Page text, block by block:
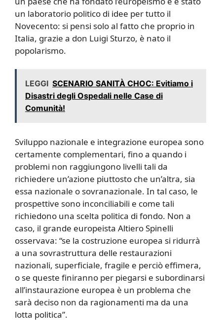
un laboratorio politico di idee per tutto il
Novecento: si pensi solo al fatto che proprio in
Italia, grazie a don Luigi Sturzo, è nato il
popolarismo.
LEGGI SCENARIO SANITÀ CHOC: Evitiamo i
Disastri degli Ospedali nelle Case di
Comunità!
Sviluppo nazionale e integrazione europea sono
certamente complementari, fino a quando i
problemi non raggiungono livelli tali da
richiedere un’azione piuttosto che un’altra, sia
essa nazionale o sovranazionale. In tal caso, le
prospettive sono inconciliabili e come tali
richiedono una scelta politica di fondo. Non a
caso, il grande europeista Altiero Spinelli
osservava: “se la costruzione europea si ridurrà
a una sovrastruttura delle restaurazioni
nazionali, superficiale, fragile e perciò effimera,
o se queste finiranno per piegarsi e subordinarsi
all’instaurazione europea è un problema che
sarà deciso non da ragionamenti ma da una
lotta politica”.